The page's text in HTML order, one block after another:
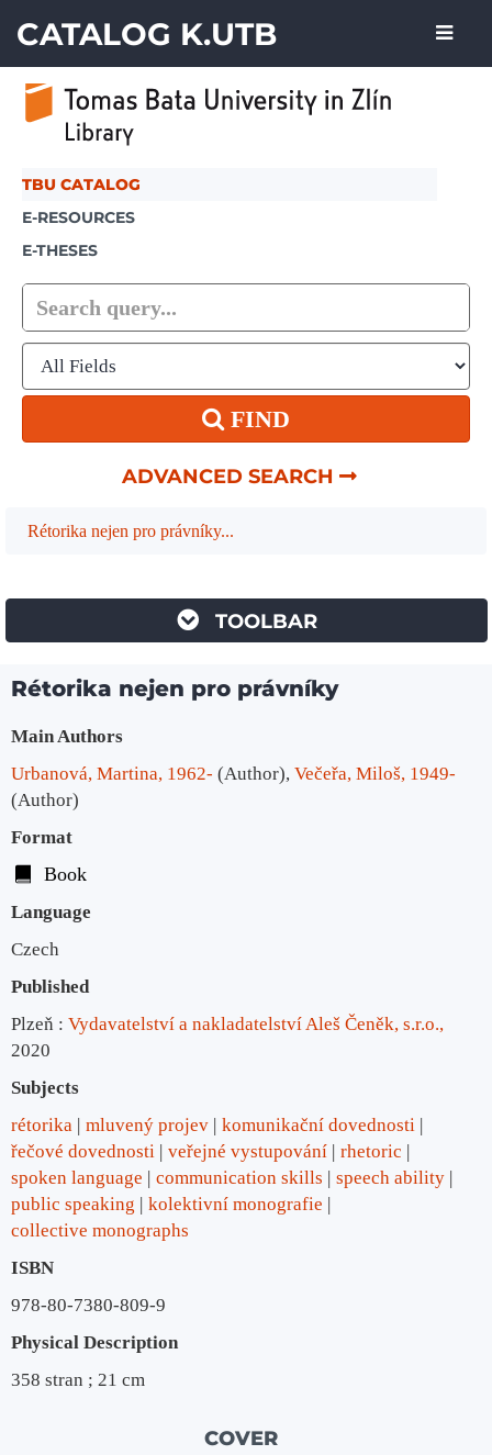
CATALOG K.UTB
TBU CATALOG
E-RESOURCES
E-THESES
FIND
ADVANCED SEARCH
Rétorika nejen pro právníky...
TOOLBAR
Rétorika nejen pro právníky
Bibliographic Details
Main Authors
Urbanová, Martina, 1962- (Author), Večeřa, Miloš, 1949-
(Author)
Format
Book
Language
Czech
Published
Plzeň : Vydavatelství a nakladatelství Aleš Čeněk, s.r.o.,
2020
Subjects
rétorika
mluvený projev
komunikační dovednosti
řečové dovednosti
veřejné vystupování
rhetoric
spoken language
communication skills
speech ability
public speaking
kolektivní monografie
collective monographs
ISBN
978-80-7380-809-9
Physical Description
358 stran ; 21 cm
COVER